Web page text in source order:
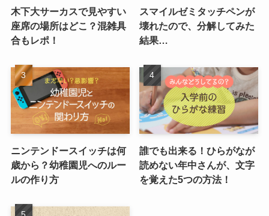
木下大サーカスで見やすい
座席の場所はどこ？混雑具
合もレポ！
スマイルゼミタッチペンが
壊れたので、分解してみた
結果…
ニンテンドースイッチは何
歳から？幼稚園児へのルー
ルの作り方
誰でも出来る！ひらがなが
読めない年中さんが、文字
を覚えた5つの方法！